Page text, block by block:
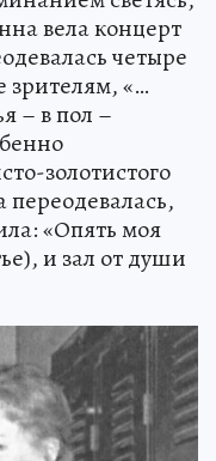
вела концерт
четыре
зрителям, «…
– в пол –
золотистого
«Опять моя
и зал от души